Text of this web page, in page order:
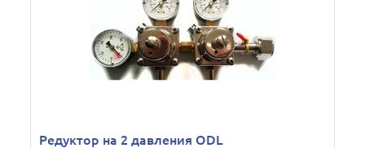
Редуктор на 2 давления ODL